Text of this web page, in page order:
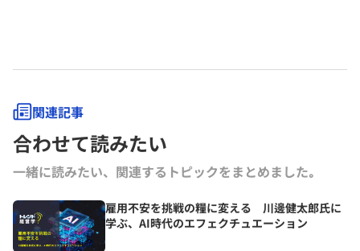
務める。グロービスのナレッジライブラリ「GLOBIS知見録」に定期的
る。
関連記事
合わせて読みたい
一緒に読みたい、関連するトピックをまとめました｡
雇用不安を挑戦の糧に変える 川邊健太郎氏に
学ぶ、AI時代のエフェクチュエーション